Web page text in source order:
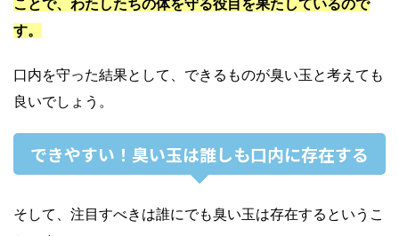
ことで、わたしたちの体を守る役目を果たしているので
す。
口内を守った結果として、できるものが臭い玉と考えても
良いでしょう。
できやすい！臭い玉は誰しも口内に存在する
そして、注目すべきは誰にでも臭い玉は存在するというこ